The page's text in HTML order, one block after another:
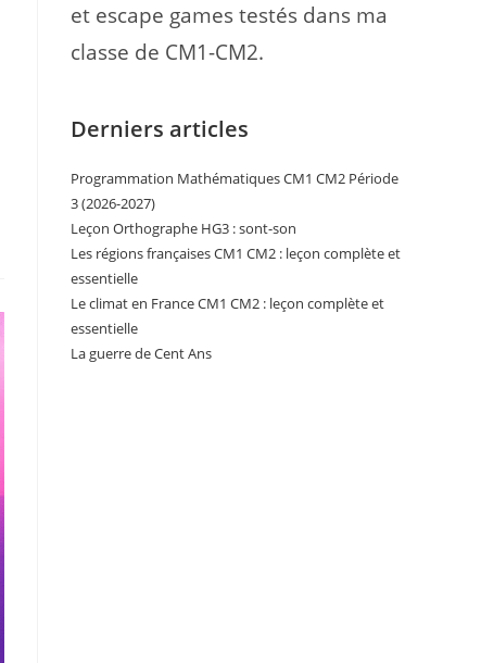
et escape games testés dans ma
classe de CM1-CM2.
Derniers articles
Programmation Mathématiques CM1 CM2 Période
3 (2026-2027)
Leçon Orthographe HG3 : sont-son
Les régions françaises CM1 CM2 : leçon complète et
essentielle
Le climat en France CM1 CM2 : leçon complète et
essentielle
La guerre de Cent Ans